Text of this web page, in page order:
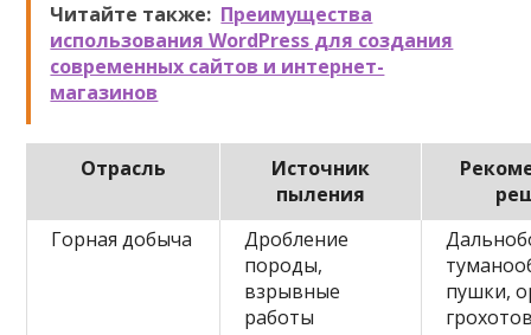
Читайте также: Преимущества
использования WordPress для создания
современных сайтов и интернет-
магазинов
Отрасль
Источник
пыления
Горная добыча
Дробление
породы,
взрывные
работы
пушки,